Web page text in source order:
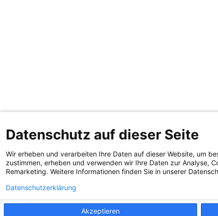
Datenschutz auf dieser Seite
Wir erheben und verarbeiten Ihre Daten auf dieser Website, um
zustimmen, erheben und verwenden wir Ihre Daten zur Analyse,
Remarketing. Weitere Informationen finden Sie in unserer
Datenschutzerklärung
Akzeptieren